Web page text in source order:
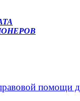
помощи